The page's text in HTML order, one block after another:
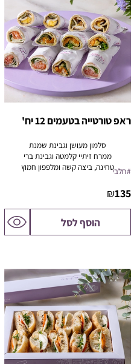
ראפ טורטייה בטעמים 12 יח'
סלמון מעושן וגבינת שמנת
ממרח זיתיי קלמטה וגבינת ברי
טחינה, ביצה קשה ומלפפון חמוץ#חלבי
135
₪
הוסף לסל לדף
המוצר